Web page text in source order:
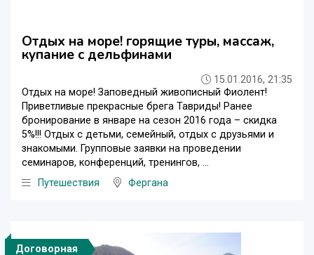
Отдых на море! горящие туры, массаж,
купание с дельфинами
15.01.2016, 21:35
Отдых на море! Заповедный живописный Фиолент!
Приветливые прекрасные брега Тавриды! Ранее
бронирование в январе на сезон 2016 года – скидка
5%!!! Отдых с детьми, семейный, отдых с друзьями и
знакомыми. Групповые заявки на проведении
семинаров, конференций, тренингов, ...
Путешествия
Фергана
Договорная